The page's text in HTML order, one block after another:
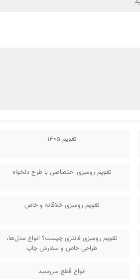
تقویم 1405
تقویم رومیزی اختصاصی با طرح دلخواه
تقویم رومیزی خلاقانه و خاص
تقویم رومیزی فانتزی چیست؟ انواع مدل‌ها،
طراحی خاص و سفارش چاپ
انواع قطع سررسید